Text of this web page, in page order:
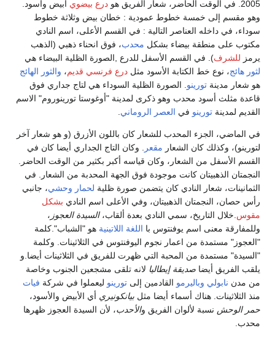
درع بيضويأبيض وأسود.
مقسم إلى خمسة خطوط عمودية : خطان بيض وثلاثة خطوط
في داخله العناصر التالية : في القسم الأعلى، اسم النادي
على منطقة بيضاء بشكلمحدب، فوق انحناء ذهبي (الذهب
للشرف). في القسم الأسفل للدرع ,الصورة الظلية البيضاء هي
هائج، نوع خط الكتابة الأسود مثلدرع فرنسي قديم ،والثور الهائج
شعار مدينة تورينو . الصورة الظلية السوداء هي لتاج جداري فوق
مثلث أسود محدب وهو ذكرى لمدينة "أوغوستا تورينوروم" الاسم
لمدينةتورينو فيالعصر الروماني .
الماضي، الجزء المحدب للشعار كان باللون الأزرق (و هو شعار آخر
وكذلك كان الشعارمقعر . وكان التاج الجداري أيضا كان في
الأسفل من الشعار، وكان قياسه أكبر بكثير من الوقت الحاضر.
الذهبيتان كانت موجودة فوق الجهة المحدبة من الشعار. في
شعار النادي كان يتضمن صورة ظلية لحمار وحشي، جانبي
حصان، النجمتان الذهبيتان، وفي الأعلى اسم الناديبشكل
.خلال التاريخ، سمي النادي بعدة ألقاب،السيدة العجوز،
معنى اسم يوفنتوس بااللغة اللاتينيةهو "الشباب".كلمة
مستمدة من اعمار نجوم اليوفنتوس في الثلاثينات. وكلمة
مستمدة من المحبة التي ظهرت للفريق في الثلاثينات أيضا.و
الفريق أيضاصديقة إيطاليالانه تلقى مشجعين الجنوب وخاصة
مدن نابولي وباليرموالقادمين إلىتورينو ليعملوا في شركةفيات
الثلاثينات. هناك أسماء أيضا مثلبيانكونيريأي الأبيض والأسود،
الوحشنسبة لألوان الفريق والأحدب، لأن السيدة العجوز ظهرها